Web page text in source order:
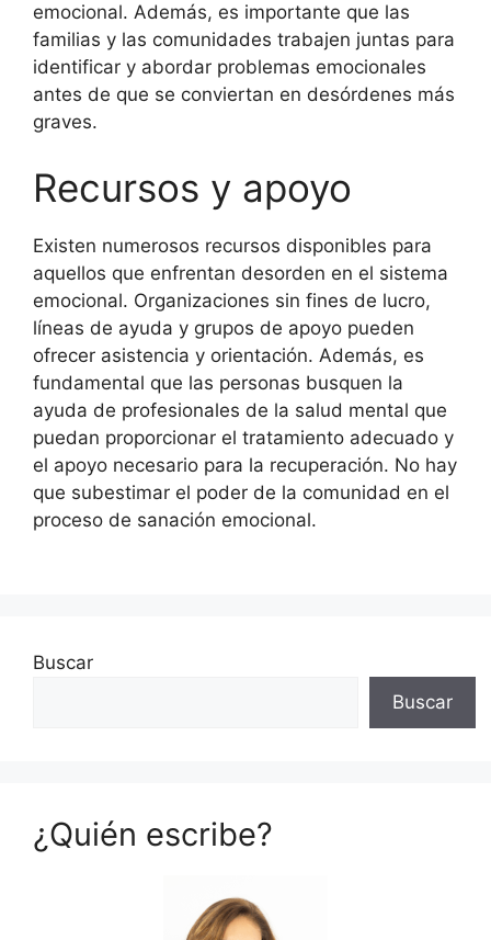
emocional. Además, es importante que las
familias y las comunidades trabajen juntas para
identificar y abordar problemas emocionales
antes de que se conviertan en desórdenes más
graves.
Recursos y apoyo
Existen numerosos recursos disponibles para
aquellos que enfrentan desorden en el sistema
emocional. Organizaciones sin fines de lucro,
líneas de ayuda y grupos de apoyo pueden
ofrecer asistencia y orientación. Además, es
fundamental que las personas busquen la
ayuda de profesionales de la salud mental que
puedan proporcionar el tratamiento adecuado y
el apoyo necesario para la recuperación. No hay
que subestimar el poder de la comunidad en el
proceso de sanación emocional.
Buscar
Buscar
¿Quién escribe?